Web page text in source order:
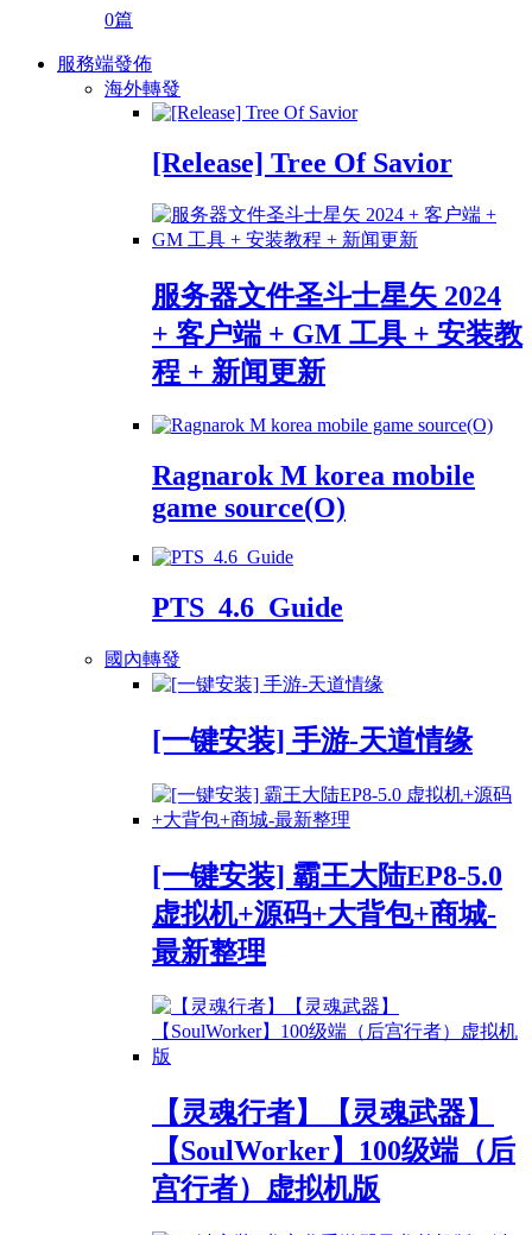
0篇
服務端發佈
海外轉發
[Release] Tree Of Savior
服务器文件圣斗士星矢 2024
+ 客户端 + GM 工具 + 安装教
程 + 新闻更新
Ragnarok M korea mobile
game source(O)
PTS_4.6_Guide
國內轉發
[一键安装] 手游-天道情缘
[一键安装] 霸王大陆EP8-5.0
虚拟机+源码+大背包+商城-
最新整理
【灵魂行者】【灵魂武器】
【SoulWorker】100级端（后
宫行者）虚拟机版